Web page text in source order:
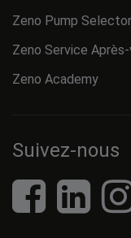
Zeno Pump Selector
Zeno Service
Zeno Academy
Suivez-nous